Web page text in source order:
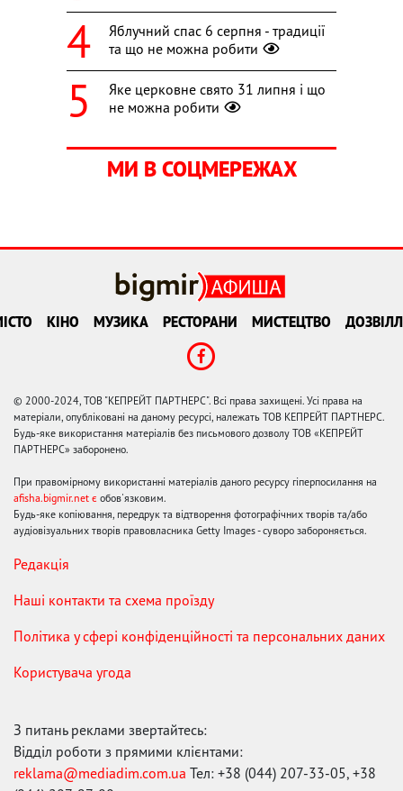
Яблучний спас 6 серпня - традиції
та що не можна робити
Яке церковне свято 31 липня і що
не можна робити
МИ В СОЦМЕРЕЖАХ
КІНО МУЗИКА РЕСТОРАНИ МИСТЕЦТВО
© 2000-2024, ТОВ "КЕПРЕЙТ ПАРТНЕРС". Всі права захищені. Усі права на
матеріали, опубліковані на даному ресурсі, належать ТОВ КЕПРЕЙТ ПАРТНЕРС.
Будь-яке використання матеріалів без письмового дозволу ТОВ «КЕПРЕЙТ
ПАРТНЕРС» заборонено.
При правомірному використанні матеріалів даного ресурсу гіперпосилання на
afisha.bigmir.net є обов'язковим.
Будь-яке копіювання, передрук та відтворення фотографічних творів та/або
аудіовізуальних творів правовласника Getty Images - суворо забороняється.
Редакція
Наші контакти та схема проїзду
Політика у сфері конфіденційності та персональних даних
Користувача угода
З питань реклами звертайтесь:
Відділ роботи з прямими клієнтами:
reklama@mediadim.com.ua Тел: +38 (044) 207-33-05, +38